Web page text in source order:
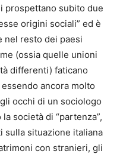
prospettano subito due
origini sociali” ed è
nel resto dei paesi
(ossia quelle unioni
differenti) faticano
ancora molto
occhi di un sociologo
società di “partenza”,
sulla situazione italiana
con stranieri, gli